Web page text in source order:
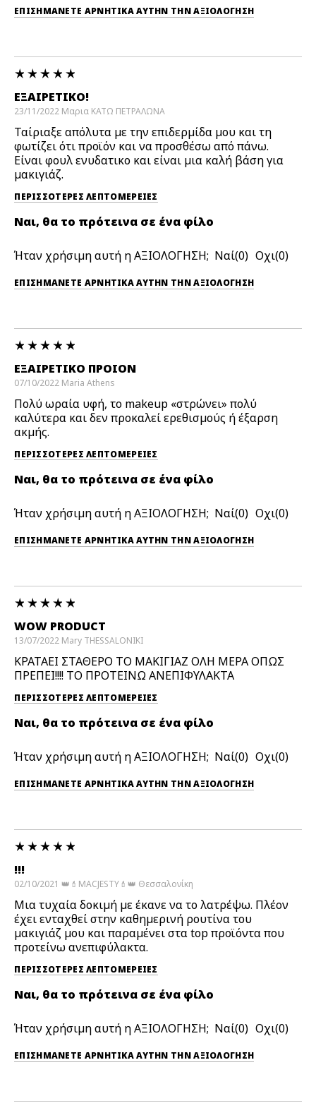
ΕΠΙΣΗΜΆΝΕΤΕ ΑΡΝΗΤΙΚΆ ΑΥΤΉΝ ΤΗΝ ΑΞΙΟΛΟΓΗΣΗ
ΕΞΑΙΡΕΤΙΚΌ!
23/11/2022 Μαρια ΚΑΤΩ ΠΕΤΡΑΛΩΝΑ
Ταίριαξε απόλυτα με την επιδερμίδα μου και τη
φωτίζει ότι προϊόν και να προσθέσω από πάνω.
Είναι φουλ ενυδατικο και είναι μια καλή βάση για
μακιγιάζ.
ΠΕΡΙΣΣΌΤΕΡΕΣ ΛΕΠΤΟΜΈΡΕΙΕΣ
Ναι, θα το πρότεινα σε ένα φίλο
Ήταν χρήσιμη αυτή η ΑΞΙΟΛΟΓΗΣΗ; 0 0
ΕΠΙΣΗΜΆΝΕΤΕ ΑΡΝΗΤΙΚΆ ΑΥΤΉΝ ΤΗΝ ΑΞΙΟΛΟΓΗΣΗ
ΕΞΑΙΡΕΤΙΚΌ ΠΡΟΙΟΝ
07/10/2022 Maria Athens
Πολύ ωραία υφή, το makeup «στρώνει» πολύ
καλύτερα και δεν προκαλεί ερεθισμούς ή έξαρση
ακμής.
ΠΕΡΙΣΣΌΤΕΡΕΣ ΛΕΠΤΟΜΈΡΕΙΕΣ
Ναι, θα το πρότεινα σε ένα φίλο
Ήταν χρήσιμη αυτή η ΑΞΙΟΛΟΓΗΣΗ; 0 0
ΕΠΙΣΗΜΆΝΕΤΕ ΑΡΝΗΤΙΚΆ ΑΥΤΉΝ ΤΗΝ ΑΞΙΟΛΟΓΗΣΗ
WOW PRODUCT
13/07/2022 Mary THESSALONIKI
ΚΡΑΤΑΕΙ ΣΤΑΘΕΡΟ ΤΟ ΜΑΚΙΓΙΑΖ ΟΛΗ ΜΕΡΑ ΟΠΩΣ
ΠΡΕΠΕΙ!!!! ΤΟ ΠΡΟΤΕΙΝΩ ΑΝΕΠΙΦΥΛΑΚΤΑ
ΠΕΡΙΣΣΌΤΕΡΕΣ ΛΕΠΤΟΜΈΡΕΙΕΣ
Ναι, θα το πρότεινα σε ένα φίλο
Ήταν χρήσιμη αυτή η ΑΞΙΟΛΟΓΗΣΗ; 0 0
ΕΠΙΣΗΜΆΝΕΤΕ ΑΡΝΗΤΙΚΆ ΑΥΤΉΝ ΤΗΝ ΑΞΙΟΛΟΓΗΣΗ
!!!
02/10/2021 👑💄MACJESTY💄👑 Θεσσαλονίκη
Μια τυχαία δοκιμή με έκανε να το λατρέψω. Πλέον
έχει ενταχθεί στην καθημερινή ρουτίνα του
μακιγιάζ μου και παραμένει στα top προϊόντα που
προτείνω ανεπιφύλακτα.
ΠΕΡΙΣΣΌΤΕΡΕΣ ΛΕΠΤΟΜΈΡΕΙΕΣ
Ναι, θα το πρότεινα σε ένα φίλο
Ήταν χρήσιμη αυτή η ΑΞΙΟΛΟΓΗΣΗ; 0 0
ΕΠΙΣΗΜΆΝΕΤΕ ΑΡΝΗΤΙΚΆ ΑΥΤΉΝ ΤΗΝ ΑΞΙΟΛΟΓΗΣΗ